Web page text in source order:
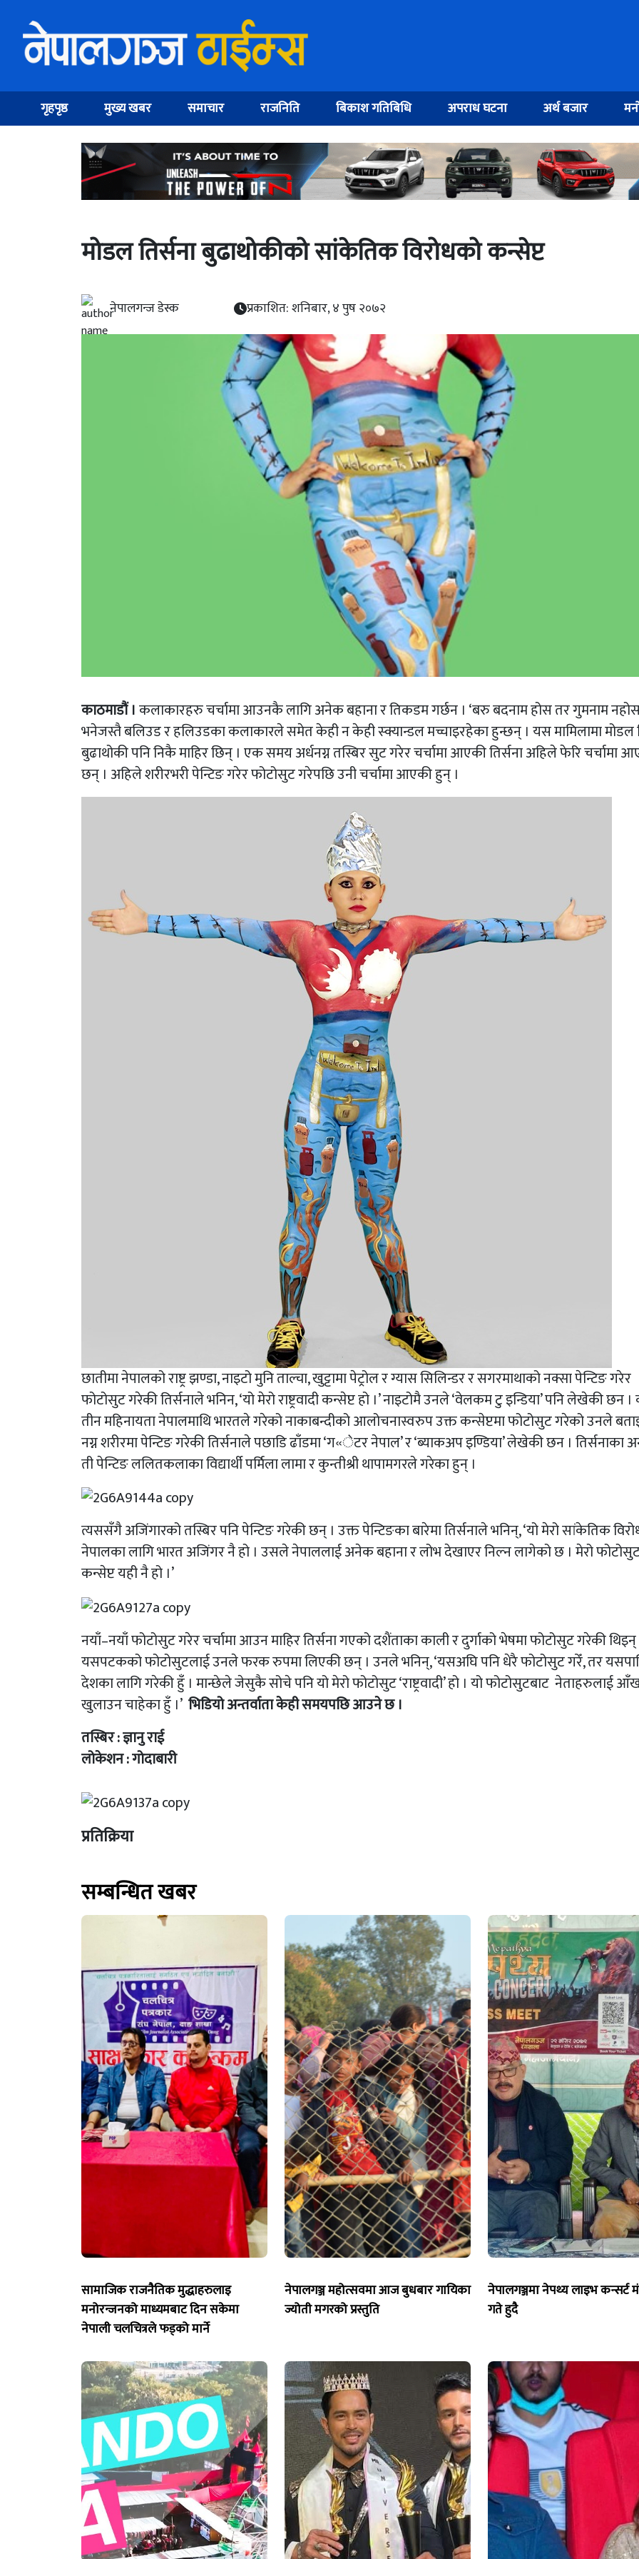
गृहपृष्ठ मुख्य खबर समाचार राजनिति बिकाश गतिबिधि अपराध घटना अर्थ बजार
मोडल तिर्सना बुढाथोकीको सांकेतिक विरोधको कन्सेप्ट
नेपालगन्ज डेस्क प्रकाशित: शनिबार, ४ पुष २०७२
काठमाडौं ।कलाकारहरु चर्चामा आउनकै लागि अनेक बहाना र तिकडम गर्छन । ‘बरु बदनाम होस तर गुमनाम
भनेजस्तै बलिउड र हलिउडका कलाकारले समेत केही न केही स्क्यान्डल मच्चाइरहेका हुन्छन् । यस मामिलामा मोडल
बुढाथोकी पनि निकै माहिर छिन् । एक समय अर्धनग्न तस्बिर सुट गरेर चर्चामा आएकी तिर्सना अहिले फेरि चर्चामा
छन् । अहिले शरीरभरी पेन्टिङ गरेर फोटोसुट गरेपछि उनी चर्चामा आएकी हुन् ।
छातीमा नेपालको राष्ट्र झण्डा, नाइटो मुनि ताल्चा, खुट्टामा पेट्रोल र ग्यास सिलिन्डर र सगरमाथाको नक्सा पेन्टिङ गरेर
फोटोसुट गरेकी तिर्सनाले भनिन, ‘यो मेरो राष्ट्रवादी कन्सेप्ट हो ।’ नाइटोमै उनले ‘वेलकम टु इन्डिया’ पनि लेखेकी छन
तीन महिनायता नेपालमाथि भारतले गरेको नाकाबन्दीको आलोचनास्वरुप उक्त कन्सेप्टमा फोटोसुट गरेको उनले
नग्न शरीरमा पेन्टिङ गरेकी तिर्सनाले पछाडि ढाँडमा ‘ग«ेटर नेपाल’ र ‘ब्याकअप इण्डिया’ लेखेकी छन । तिर्सनाका
ती पेन्टिङ ललितकलाका विद्यार्थी पर्मिला लामा र कुन्तीश्री थापामगरले गरेका हुन् ।
त्यससँगै अजिंगारको तस्बिर पनि पेन्टिङ गरेकी छन् । उक्त पेन्टिङका बारेमा तिर्सनाले भनिन्, ‘यो मेरो सांकेतिक
नेपालका लागि भारत अजिंगर नै हो । उसले नेपाललाई अनेक बहाना र लोभ देखाएर निल्न लागेको छ । मेरो
कन्सेप्ट यही नै हो ।’
नयाँ–नयाँ फोटोसुट गरेर चर्चामा आउन माहिर तिर्सना गएको दशैंताका काली र दुर्गाको भेषमा फोटोसुट गरेकी
यसपटकको फोटोसुटलाई उनले फरक रुपमा लिएकी छन् । उनले भनिन्, ‘यसअघि पनि धेरै फोटोसुट गरेँ, तर
देशका लागि गरेकी हुँ । मान्छेले जेसुकै सोचे पनि यो मेरो फोटोसुट ‘राष्ट्रवादी’ हो । यो फोटोसुटबाट नेताहरुलाई
खुलाउन चाहेका हुँ ।’ भिडियो अन्तर्वाता केही समयपछि आउने छ ।
तस्बिर : ज्ञानु राई
लोकेशन : गोदाबारी
प्रतिक्रिया
सम्बन्धित खबर
सामाजिक राजनैतिक मुद्धाहरुलाइ
मनोरन्जनको माध्यमबाट दिन सकेमा
नेपाली चलचित्रले फड्को मार्ने
नेपालगञ्ज महोत्सवमा आज बुधबार गायिका
ज्योती मगरको प्रस्तुति
नेपालगञ्जमा नेपथ्य लाइभ कन्सर्ट
गते हुदै